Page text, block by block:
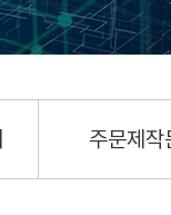
주문제작